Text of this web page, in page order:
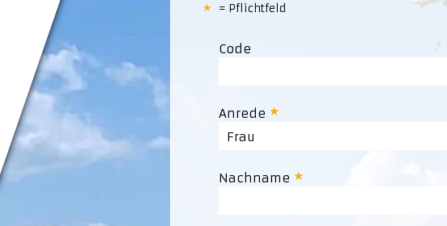
= Pflichtfeld
Code
Anrede
Frau
Nachname